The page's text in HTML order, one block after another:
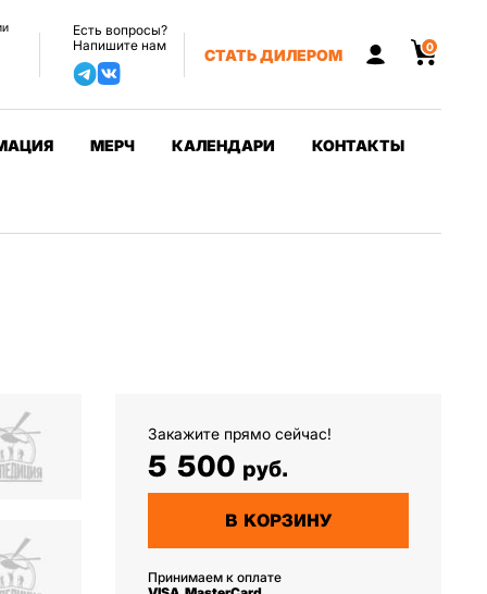
Есть вопросы?
Напишите нам
СТАТЬ ДИЛЕРОМ 0
МЕРЧ КАЛЕНДАРИ КОНТАКТЫ
Закажите прямо сейчас!
5 500 руб.
В КОРЗИНУ
Принимаем к оплате